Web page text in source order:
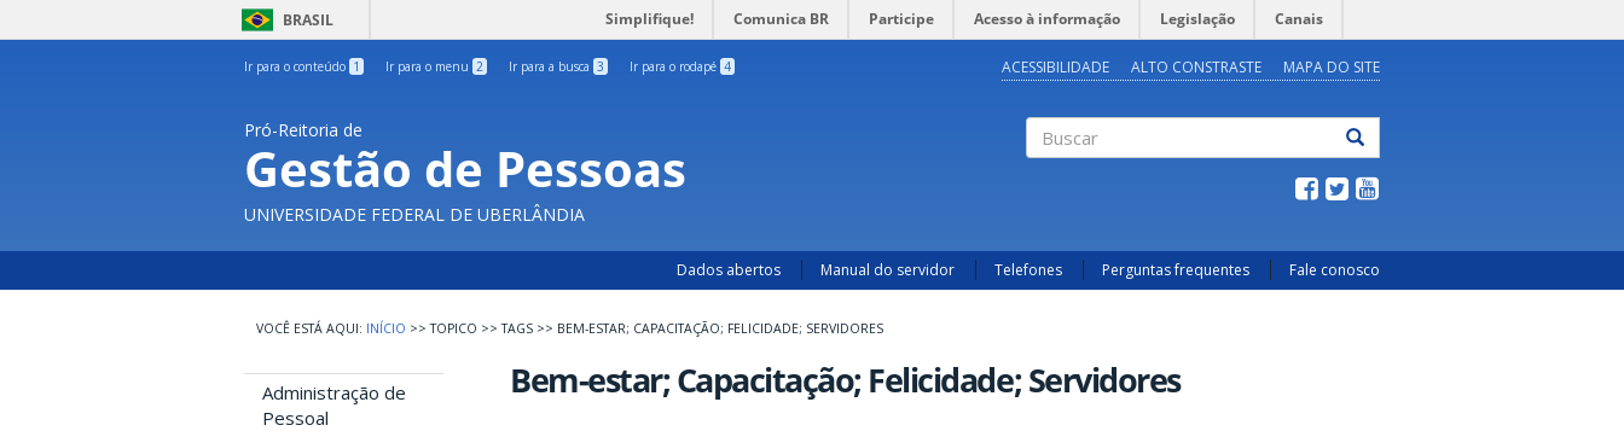
BRASIL Simplifique! Comunica BR Participe Acesso à informação Legislação Canais
Ir para o conteúdo 1 Ir para o menu 2 Ir para a busca 3 Ir para o rodapé 4 ACESSIBILIDADE ALTO CONSTRASTE MAPA DO SITE
Pró-Reitoria de
Gestão de Pessoas
UNIVERSIDADE FEDERAL DE UBERLÂNDIA
Dados abertos Manual do servidor Telefones Perguntas frequentes Fale conosco
INÍCIO >> TOPICO >> TAGS >> BEM-ESTAR; CAPACITAÇÃO; FELICIDADE; SERVIDORES
Administração de
Pessoal
Bem-estar; Capacitação; Felicidade; Servidores